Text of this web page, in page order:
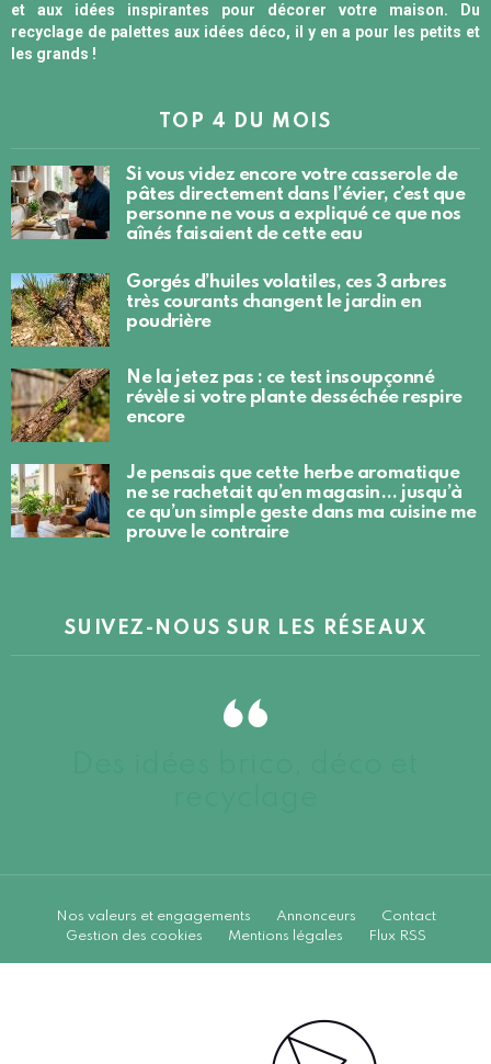
et aux idées inspirantes pour décorer votre maison. Du
recyclage de palettes aux idées déco, il y en a pour les petits et
les grands !
TOP 4 DU MOIS
Si vous videz encore votre casserole de
pâtes directement dans l’évier, c’est que
personne ne vous a expliqué ce que nos
aînés faisaient de cette eau
Gorgés d’huiles volatiles, ces 3 arbres
très courants changent le jardin en
poudrière
Ne la jetez pas : ce test insoupçonné
révèle si votre plante desséchée respire
encore
Je pensais que cette herbe aromatique
ne se rachetait qu’en magasin… jusqu’à
ce qu’un simple geste dans ma cuisine me
prouve le contraire
SUIVEZ-NOUS SUR LES RÉSEAUX
Nos valeurs et engagements Annonceurs
Contact
Gestion des cookies
Mentions légales Flux RSS